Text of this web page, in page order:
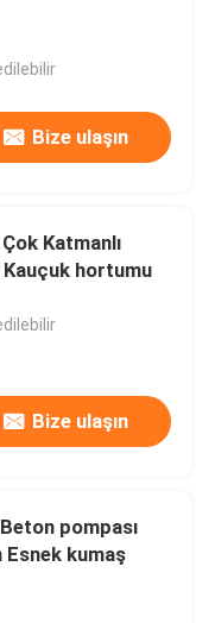
Bize ulaşın
Katmanlı
hortumu
Bize ulaşın
pompası
kumaş